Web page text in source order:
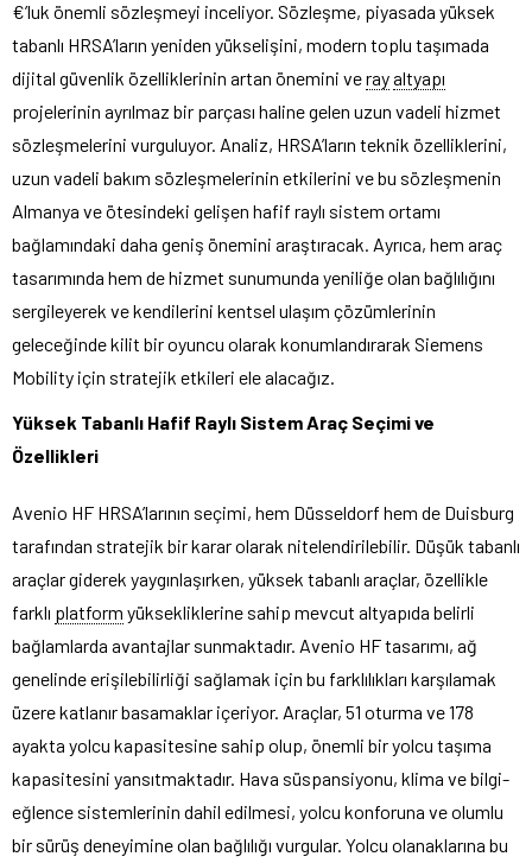
€’luk önemli sözleşmeyi inceliyor. Sözleşme, piyasada yüksek
tabanlı HRSA’ların yeniden yükselişini, modern toplu taşımada
dijital güvenlik özelliklerinin artan önemini verayaltyapı
projelerinin ayrılmaz bir parçası haline gelen uzun vadeli hizmet
sözleşmelerini vurguluyor. Analiz, HRSA’ların teknik özelliklerini,
uzun vadeli bakım sözleşmelerinin etkilerini ve bu sözleşmenin
Almanya ve ötesindeki gelişen hafif raylı sistem ortamı
bağlamındaki daha geniş önemini araştıracak. Ayrıca, hem araç
tasarımında hem de hizmet sunumunda yeniliğe olan bağlılığını
sergileyerek ve kendilerini kentsel ulaşım çözümlerinin
geleceğinde kilit bir oyuncu olarak konumlandırarak Siemens
Mobility için stratejik etkileri ele alacağız.
Yüksek Tabanlı Hafif Raylı Sistem Araç Seçimi ve
Özellikleri
Avenio HF HRSA’larının seçimi, hem Düsseldorf hem de Duisburg
tarafından stratejik bir karar olarak nitelendirilebilir. Düşük tabanlı
araçlar giderek yaygınlaşırken, yüksek tabanlı araçlar, özellikle
farklı platform yüksekliklerine sahip mevcut altyapıda belirli
bağlamlarda avantajlar sunmaktadır. Avenio HF tasarımı, ağ
genelinde erişilebilirliği sağlamak için bu farklılıkları karşılamak
üzere katlanır basamaklar içeriyor. Araçlar, 51 oturma ve 178
ayakta yolcu kapasitesine sahip olup, önemli bir yolcu taşıma
kapasitesini yansıtmaktadır. Hava süspansiyonu, klima ve bilgi-
eğlence sistemlerinin dahil edilmesi, yolcu konforuna ve olumlu
bir sürüş deneyimine olan bağlılığı vurgular. Yolcu olanaklarına bu